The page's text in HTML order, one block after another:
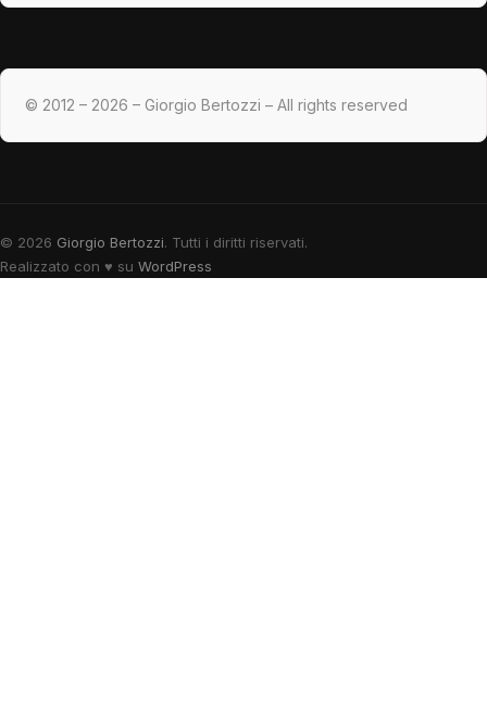
© 2012 – 2026 – Giorgio Bertozzi – All rights reserved
© 2026 Giorgio Bertozzi. Tutti i diritti riservati.
Realizzato con ♥ su WordPress